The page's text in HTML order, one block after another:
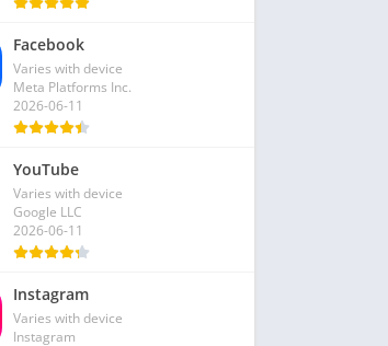
竞速游戏
策略游戏
Facebook
Varies with device
Meta Platforms Inc.
2026-06-11
YouTube
Varies with device
Google LLC
2026-06-11
Instagram
Varies with device
Instagram